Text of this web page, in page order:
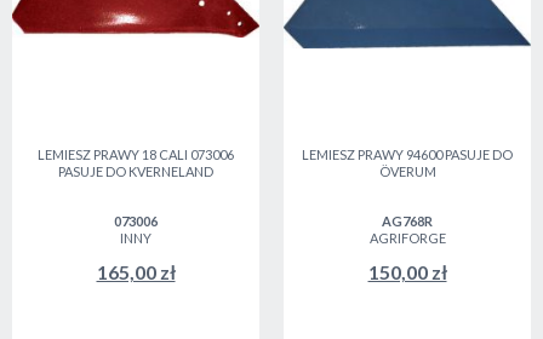
LEMIESZ PRAWY 18 CALI 073006
PASUJE DO KVERNELAND
073006
INNY
165,00 zł
LEMIESZ PRAWY 94600 PASUJE DO
ÖVERUM
AG768R
AGRIFORGE
150,00 zł